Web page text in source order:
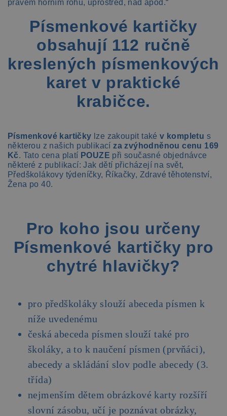
pravém horním rohu, uprostřed, nad apod.“
Písmenkové kartičky
obsahují 112 ručně
kreslených písmenkových
karet v praktické
krabičce.
Písmenkové kartičky lze zakoupit takév kompletu s
některou z našich publikacíza zvýhodněnou cenu 169
Kč. Tato cena platí POUZE při současné objednávce
některé z publikací: Jak dětí přicházejí na svět,
Předškolákovy týdeníčky, Říkačky, Zdravé těhotenství,
Žena po 40.
Pro koho jsou určeny
Písmenkové kartičky pro
chytré hlavičky?
pro předškoláky slouží abeceda písmen k
níže uvedenému
česká abeceda písmen slouží také pro
školáky, a to k naučení písmen (prvňáci),
abecedy a skládání slov podle abecedy (3.
třída)
nejmenším dětem obrázkové karty rozšíří
slovní zásobu, učí je poznávat obrázky,